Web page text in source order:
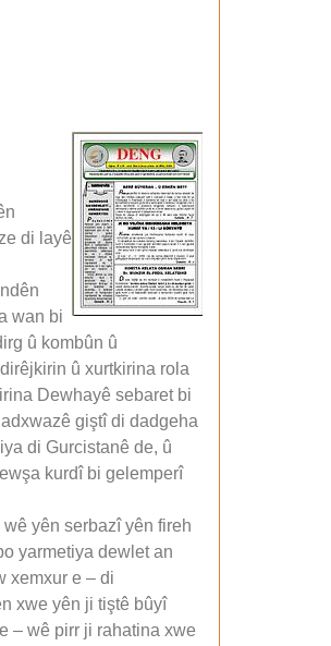
di layê
wan bi
û kombûn û
û xurtkirina rola
Dewhayê sebaret bi
giştî di dadgeha
di Gurcistanê de, û
kurdî bi gelemperî
yên serbazî yên fireh
yarmetiya dewlet an
xemxur e – di
xwe yên ji tiştê bûyî
– wê pirr ji rahatina xwe